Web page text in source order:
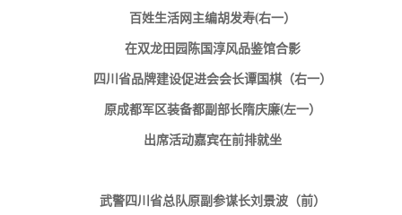
百姓生活网主编胡发寿(右一）
在双龙田园陈国淳风品鉴馆合影
四川省品牌建设促进会会长谭国棋（右一）
原成都军区装备都副部长隋庆廉(左一）
出席活动嘉宾在前排就坐
武警四川省总队原副参谋长刘景波（前）